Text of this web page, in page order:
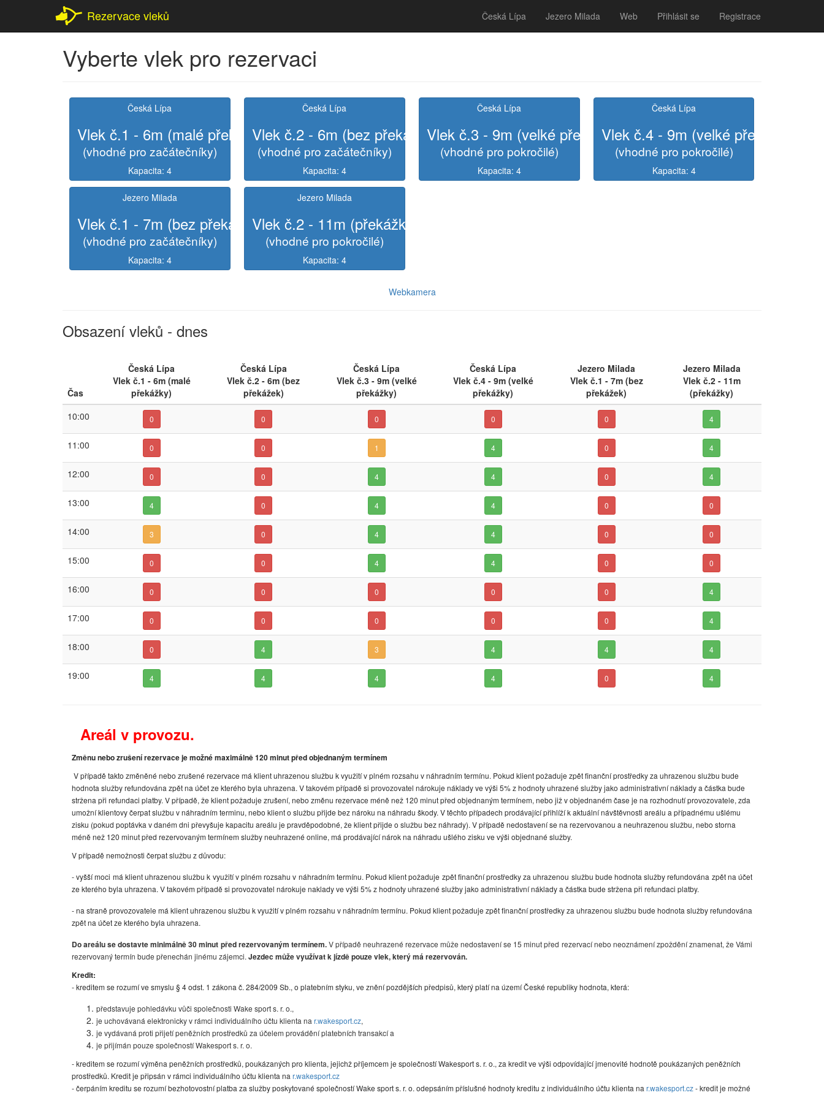
Rezervace vleků Česká Lípa Jezero Milada Web Přihlásit se Registrace
Vyberte vlek pro rezervaci
Česká Lípa
Vlek č.1 - 6m (malé překážky)
(vhodné pro začátečníky)
Kapacita: 4
Česká Lípa
Vlek č.2 - 6m (bez překážek)
(vhodné pro začátečníky)
Kapacita: 4
Česká Lípa
Vlek č.3 - 9m (velké překážky)
(vhodné pro pokročilé)
Kapacita: 4
Česká Lípa
Vlek č.4 - 9m (velké překážky)
(vhodné pro pokročilé)
Kapacita: 4
Jezero Milada
Vlek č.1 - 7m (bez překážek)
(vhodné pro začátečníky)
Kapacita: 4
Jezero Milada
Vlek č.2 - 11m (překážky)
(vhodné pro pokročilé)
Kapacita: 4
Webkamera
Obsazení vleků - dnes
Čas
Česká Lípa
Vlek č.1 - 6m (malé
překážky)
Česká Lípa
Vlek č.2 - 6m (bez
překážek)
Česká Lípa
Vlek č.3 - 9m (velké
překážky)
Česká Lípa
Vlek č.4 - 9m (velké
překážky)
Jezero Milada
Vlek č.1 - 7m (bez
překážek)
Jezero Milada
Vlek č.2 - 11m
(překážky)
10:00
0 0 0 0 0 4
11:00 0 0 1 4 0 4
12:00 0 0 4 4 0 4
13:00 4 0 4 4 0 0
14:00 3 0 4 4 0 0
15:00 0 0 4 4 0 0
16:00 0 0 0 0 0 4
17:00 0 0 0 0 0 4
18:00 0 4 3 4 4 4
19:00 4 4 4 4 0 4
Areál v provozu.
Změnu nebo zrušení rezervace je možné maximálně 120 minut před objednaným termínem
V případě takto změněné nebo zrušené rezervace má klient uhrazenou službu k využití v plném rozsahu v náhradním termínu. Pokud klient požaduje zpět finanční prostředky za uhrazenou službu bude
hodnota služby refundována zpět na účet ze kterého byla uhrazena. V takovém případě si provozovatel nárokuje náklady ve výši 5% z hodnoty uhrazené služby jako administrativní náklady a částka bude
stržena při refundaci platby. V případě, že klient požaduje zrušení, nebo změnu rezervace méně než 120 minut před objednaným termínem, nebo již v objednaném čase je na rozhodnutí provozovatele, zda
umožní klientovy čerpat službu v náhradním terminu, nebo klient o službu přijde bez nároku na náhradu škody. V těchto případech prodávající přihlíží k aktuální návštěvnosti areálu a případnému ušlému
zisku (pokud poptávka v daném dni převyšuje kapacitu areálu je pravděpodobné, že klient přijde o službu bez náhrady). V případě nedostavení se na rezervovanou a neuhrazenou službu, nebo storna
méně než 120 minut před rezervovaným termínem služby neuhrazené online, má prodávající nárok na náhradu ušlého zisku ve výši objednané služby.
V případě nemožnosti čerpat službu z důvodu:
- vyšší moci má klient uhrazenou službu k využití v plném rozsahu v náhradním termínu. Pokud klient požaduje zpět finanční prostředky za uhrazenou službu bude hodnota služby refundována zpět na účet
ze kterého byla uhrazena. V takovém případě si provozovatel nárokuje naklady ve výši 5% z hodnoty uhrazené služby jako administrativní náklady a částka bude stržena při refundaci platby.
- na straně provozovatele má klient uhrazenou službu k využití v plném rozsahu v náhradním termínu. Pokud klient požaduje zpět finanční prostředky za uhrazenou službu bude hodnota služby refundována
zpět na účet ze kterého byla uhrazena.
Do areálu se dostavte minimálně 30 minut před rezervovaným termínem.V případě neuhrazené rezervace může nedostavení se 15 minut před rezervací nebo neoznámení zpoždění znamenat, že Vámi
rezervovaný termín bude přenechán jinému zájemci. Jezdec může využívat k jízdě pouze vlek, který má rezervován.
Kredit:
- kreditem se rozumí ve smyslu § 4 odst. 1 zákona č. 284/2009 Sb., o platebním styku, ve znění pozdějších předpisů, který platí na území České republiky hodnota, která:
představuje pohledávku vůči společnosti Wake sport s. r. o.,
je uchovávaná elektronicky v rámci individuálního účtu klienta na r.wakesport.cz,
je vydávaná proti přijetí peněžních prostředků za účelem provádění platebních transakcí a
je přijímán pouze společností Wakesport s. r. o.
- kreditem se rozumí výměna peněžních prostředků, poukázaných pro klienta, jejichž příjemcem je společností Wakesport s. r. o., za kredit ve výši odpovídající jmenovité hodnotě poukázaných peněžních
prostředků. Kredit je připsán v rámci individuálního účtu klienta na r.wakesport.cz
- čerpáním kreditu se rozumí bezhotovostní platba za služby poskytované společností Wake sport s. r. o. odepsáním příslušné hodnoty kreditu z individuálního účtu klienta na r.wakesport.cz- kredit je možné